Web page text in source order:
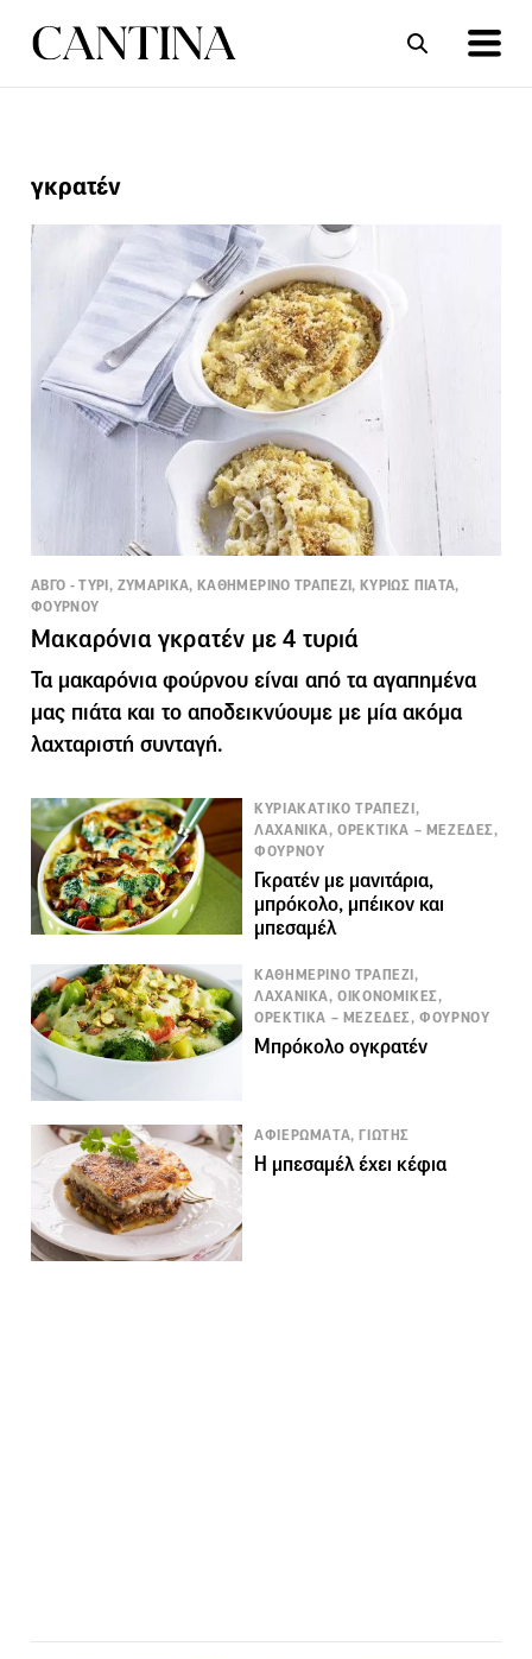
γκρατέν
ΑΒΓΟ - ΤΥΡΙ, ΖΥΜΑΡΙΚΑ, ΚΑΘΗΜΕΡΙΝΟ ΤΡΑΠΕΖΙ, ΚΥΡΙΩΣ ΠΙΑΤΑ,
ΦΟΥΡΝΟΥ
Μακαρόνια γκρατέν με 4 τυριά
Τα μακαρόνια φούρνου είναι από τα αγαπημένα
μας πιάτα και το αποδεικνύουμε με μία ακόμα
λαχταριστή συνταγή.
ΚΥΡΙΑΚΑΤΙΚΟ ΤΡΑΠΕΖΙ,
ΛΑΧΑΝΙΚΑ, ΟΡΕΚΤΙΚΑ – ΜΕΖΕΔΕΣ,
ΦΟΥΡΝΟΥ
Γκρατέν με μανιτάρια,
μπρόκολο, μπέικον και
μπεσαμέλ
ΚΑΘΗΜΕΡΙΝΟ ΤΡΑΠΕΖΙ,
ΛΑΧΑΝΙΚΑ, ΟΙΚΟΝΟΜΙΚΕΣ,
ΟΡΕΚΤΙΚΑ – ΜΕΖΕΔΕΣ, ΦΟΥΡΝΟΥ
Μπρόκολο ογκρατέν
ΑΦΙΕΡΩΜΑΤΑ, ΓΙΩΤΗΣ
Η μπεσαμέλ έχει κέφια